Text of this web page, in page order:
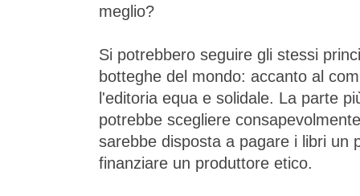
meglio?
Si potrebbero seguire gli stessi
botteghe del mondo: accanto al
l'editoria equa e solidale. La parte
potrebbe scegliere
sarebbe disposta a pagare i libri un
finanziare un produttore etico.